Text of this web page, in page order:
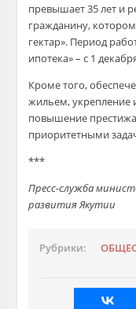
превышает 35 лет и
гражданину,
гектар». Период
ипотека» – с 1
Кроме того,
жильем, укрепление
повышение престижа
приоритетными
***
Пресс-служба
развития Якутии
Рубрики: